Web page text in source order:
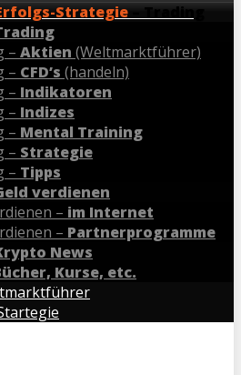
Strategie – Trading
– Aktien (Weltmarktführer)
– CFD’s (handeln)
– Indikatoren
– Indizes
– Mental Training
– Strategie
– Tipps
verdienen
– im Internet
– Partnerprogramme
News
Kurse, etc.